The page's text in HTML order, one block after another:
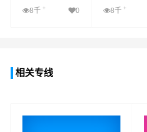
8千 + 0 8千+
相关专线